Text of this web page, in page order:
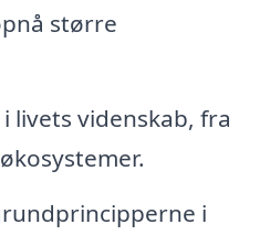
større
livets videnskab, fra
i